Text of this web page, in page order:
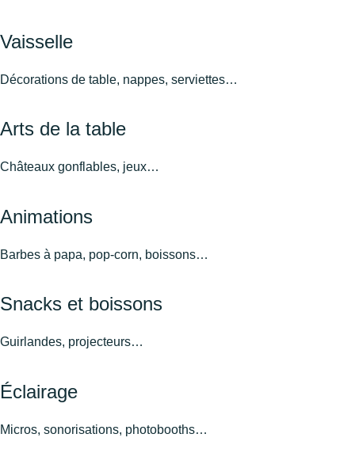
Vaisselle
Décorations de table, nappes, serviettes…
Arts de la table
Châteaux gonflables, jeux…
Animations
Barbes à papa, pop-corn, boissons…
Snacks et boissons
Guirlandes, projecteurs…
Éclairage
Micros, sonorisations, photobooths…